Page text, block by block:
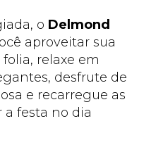
o Delmond
aproveitar sua
relaxe em
desfrute de
e recarregue as
festa no dia